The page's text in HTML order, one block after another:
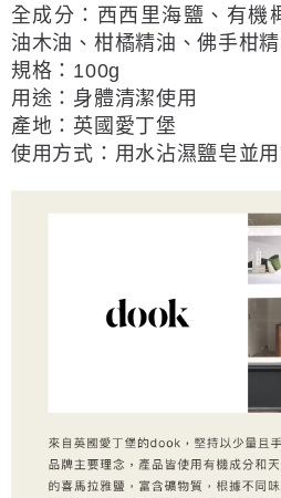
全成分： 西西里海鹽、有機
油木油、柑橘精油、佛手柑
規格：100g
用途：身體清潔使用
產地：英國愛丁堡
使用方式：用水沾濕鹽皂並